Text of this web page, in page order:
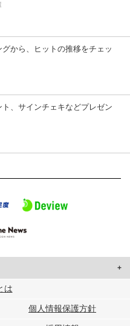
から、ヒットの推移をチェッ
、サインチェキなどプレゼン
ーに合わせたコンテンツや広告の
は
個人情報保護方針